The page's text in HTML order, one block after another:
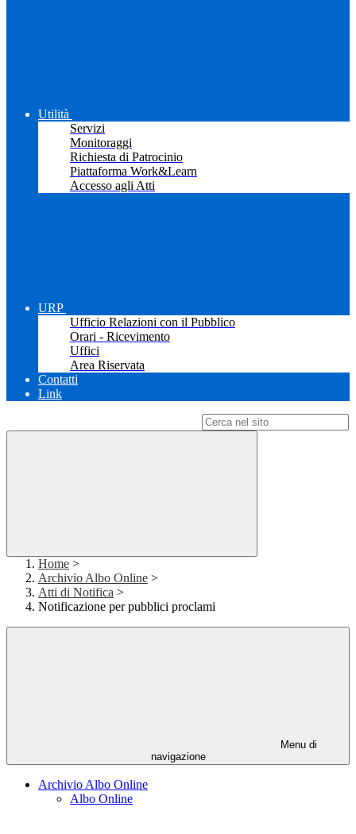
Utilità
Servizi
Monitoraggi
Richiesta di Patrocinio
Piattaforma Work&Learn
Accesso agli Atti
URP
Ufficio Relazioni con il Pubblico
Orari - Ricevimento
Uffici
Area Riservata
Contatti
Link
Home >
Archivio Albo Online >
Atti di Notifica >
Notificazione per pubblici proclami
Menu di
navigazione
Archivio Albo Online
Albo Online